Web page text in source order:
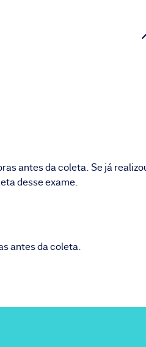
antes da coleta. Se já
desse exame.
antes da coleta.